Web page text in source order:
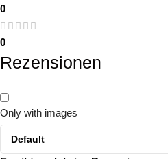
0
0
Rezensionen
Only with images